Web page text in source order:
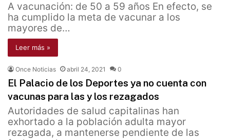
A vacunación: de 50 a 59 años En efecto, se
ha cumplido la meta de vacunar a los
mayores de…
Leer más »
Once Noticias abril 24, 2021 0
El Palacio de los Deportes ya no cuenta con
vacunas para las y los rezagados
Autoridades de salud capitalinas han
exhortado a la población adulta mayor
rezagada, a mantenerse pendiente de las